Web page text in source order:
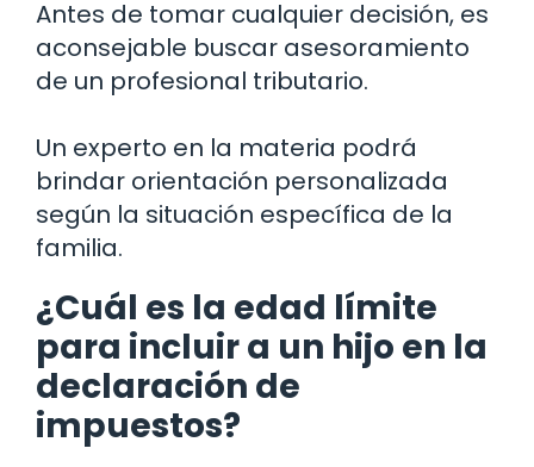
Antes de tomar cualquier decisión, es
aconsejable buscar asesoramiento
de un profesional tributario.
Un experto en la materia podrá
brindar orientación personalizada
según la situación específica de la
familia.
¿Cuál es la edad límite
para incluir a un hijo en la
declaración de
impuestos?